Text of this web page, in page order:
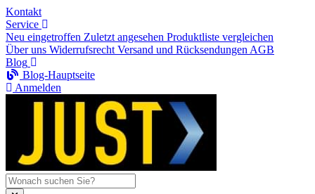
Kontakt
Service
Neu eingetroffen Zuletzt angesehen Produktliste vergleichen
Über uns Widerrufsrecht Versand und Rücksendungen AGB
Blog
Blog-Hauptseite
Anmelden